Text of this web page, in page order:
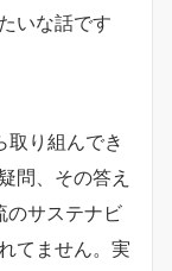
いな話です
取り組んでき
問、その答え
のサステナビ
てません。実